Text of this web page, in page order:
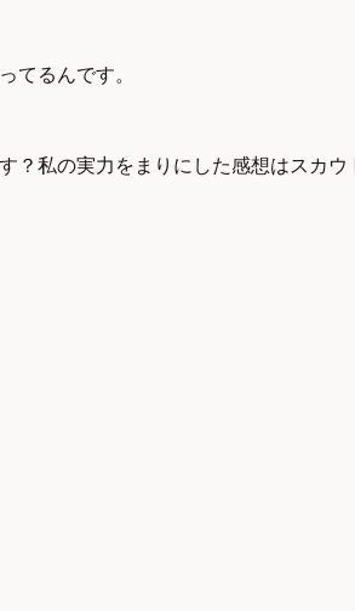
てるんです。
私の実力をまりにした感想はスカウ